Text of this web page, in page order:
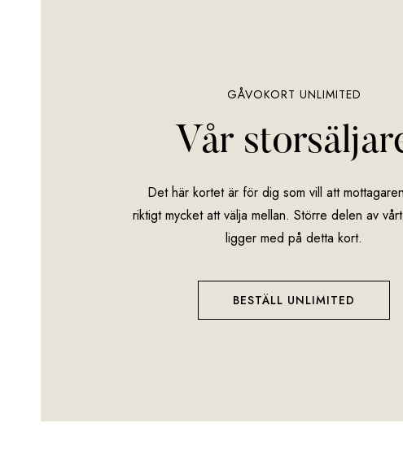
GÅVOKORT UNLIMITED
Vår
Det här kortet är för dig som vill att
riktigt mycket att välja mellan. Större delen av
ligger med på detta kort.
BESTÄLL UNLIMITED